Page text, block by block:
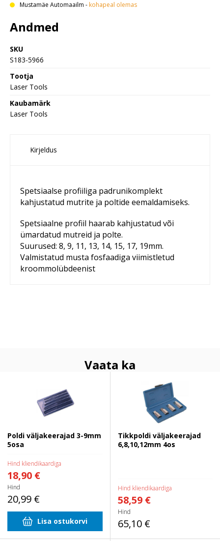
Mustamäe Automaailm - kohapeal olemas
Andmed
SKU
S183-5966
Tootja
Laser Tools
Kaubamärk
Laser Tools
Kirjeldus
Spetsiaalse profiiliga padrunikomplekt
kahjustatud mutrite ja poltide eemaldamiseks.
Spetsiaalne profiil haarab kahjustatud või
ümardatud mutreid ja polte.
Suurused: 8, 9, 11, 13, 14, 15, 17, 19mm.
Valmistatud musta fosfaadiga viimistletud
kroommolübdeenist
Vaata ka
Poldi väljakeerajad 3-9mm
5osa
Hind kliendikaardiga
18,90 €
Hind
20,99 €
Lisa ostukorvi
6,8,10,12mm 4os
Tikkpoldi väljakeerajad
6,8,10,12mm 4os
Hind kliendikaardiga
58,59 €
Hind
65,10 €